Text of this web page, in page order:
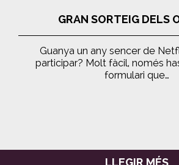
GRAN SORTEIG DELS
Guanya un any sencer de
participar? Molt fàcil, només
formulari que…